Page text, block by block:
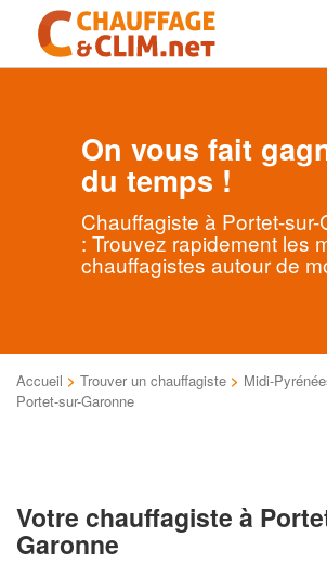
On vous fait
du temps !
Chauffagiste à Portet-sur-
: Trouvez rapidement les
chauffagistes autour de
Accueil > Trouver un chauffagiste > Midi-
Portet-sur-Garonne
Votre chauffagiste à
Garonne